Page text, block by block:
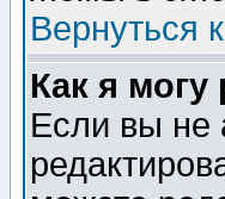
Вернуться
Как я
Если вы не